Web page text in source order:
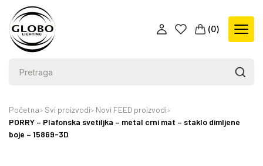
(0)
Početna Svi proizvodi
Novi FEED proizvodi
PORRY – Plafonska svetiljka – metal crni mat – staklo dimljene
boje – 15869-3D